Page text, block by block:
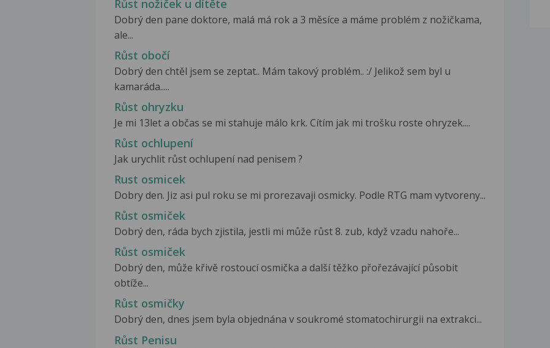
Růst nožiček u dítěte
Dobrý den pane doktore, malá má rok a 3 měsíce a máme problém z nožičkama,
ale...
Růst obočí
Dobrý den chtěl jsem se zeptat.. Mám takový problém.. :/ Jelikož sem byl u
kamaráda.....
Růst ohryzku
Je mi 13let a občas se mi stahuje málo krk. Cítím jak mi trošku roste ohryzek....
Růst ochlupení
Jak urychlit růst ochlupení nad penisem ?
Rust osmicek
Dobry den. Jiz asi pul roku se mi prorezavaji osmicky. Podle RTG mam vytvoreny...
Růst osmiček
Dobrý den, ráda bych zjistila, jestli mi může růst 8. zub, když vzadu nahoře...
Růst osmiček
Dobrý den, může křivě rostoucí osmička a další těžko přořezávající působit
obtíže...
Růst osmičky
Dobrý den, dnes jsem byla objednána v soukromé stomatochirurgii na extrakci...
Růst Penisu